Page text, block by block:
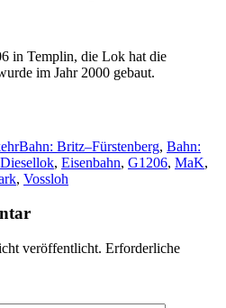
in Templin, die Lok hat die
im Jahr 2000 gebaut.
Schlagwörter
Bahn: Britz–Fürstenberg, Bahn:
Diesellok, Eisenbahn, G1206, MaK,
, Vossloh
veröffentlicht. Erforderliche